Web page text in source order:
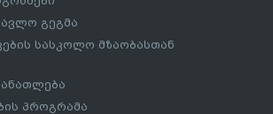
გეგმა
სასკოლო მზაობასთან
პროგრამა